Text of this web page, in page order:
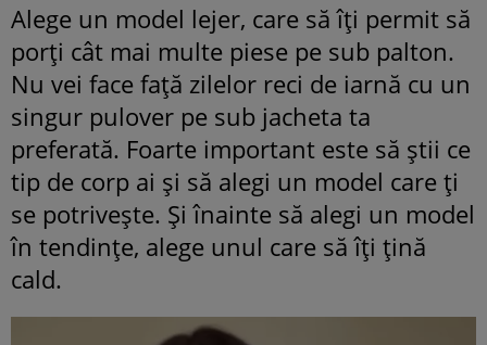
Alege un model lejer, care să îți permit să
porți cât mai multe piese pe sub palton.
Nu vei face față zilelor reci de iarnă cu un
singur pulover pe sub jacheta ta
preferată. Foarte important este să știi ce
tip de corp ai și să alegi un model care ți
se potrivește. Și înainte să alegi un model
în tendințe, alege unul care să îți țină
cald.